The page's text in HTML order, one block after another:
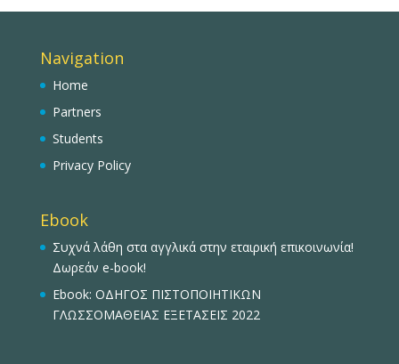
Navigation
Home
Partners
Students
Privacy Policy
Ebook
Συχνά λάθη στα αγγλικά στην εταιρική επικοινωνία!
Δωρεάν e-book!
Ebook: ΟΔΗΓΟΣ ΠΙΣΤΟΠΟΙΗΤΙΚΩΝ
ΓΛΩΣΣΟΜΑΘΕΙΑΣ ΕΞΕΤΑΣΕΙΣ 2022